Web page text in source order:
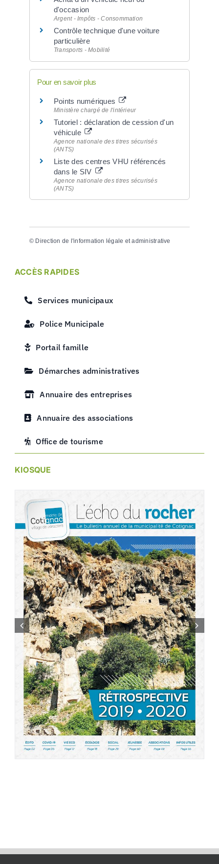
d'occasion
Argent - Impôts - Consommation
Contrôle technique d'une voiture
particulière
Transports - Mobilité
Pour en savoir plus
Points numériques
Ministère chargé de l'intérieur
Tutoriel : déclaration de cession d'un
véhicule
Agence nationale des titres sécurisés
(ANTS)
Liste des centres VHU référencés
dans le SIV
Agence nationale des titres sécurisés
(ANTS)
© Direction de l'information légale et administrative
ACCÈS RAPIDES
Services municipaux
Police Municipale
Portail famille
Démarches administratives
Annuaire des entreprises
Annuaire des associations
Office de tourisme
KIOSQUE